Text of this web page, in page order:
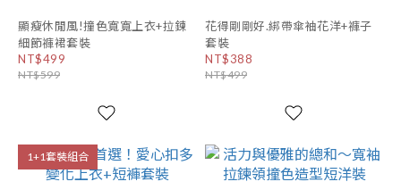
顯瘦休閒風!撞色寬寬上衣+拉鍊
細節褲裙套裝
NT$499
NT$599
花得剛剛好.綁帶傘袖花洋+褲子
套裝
NT$388
NT$499
1+1套裝組合